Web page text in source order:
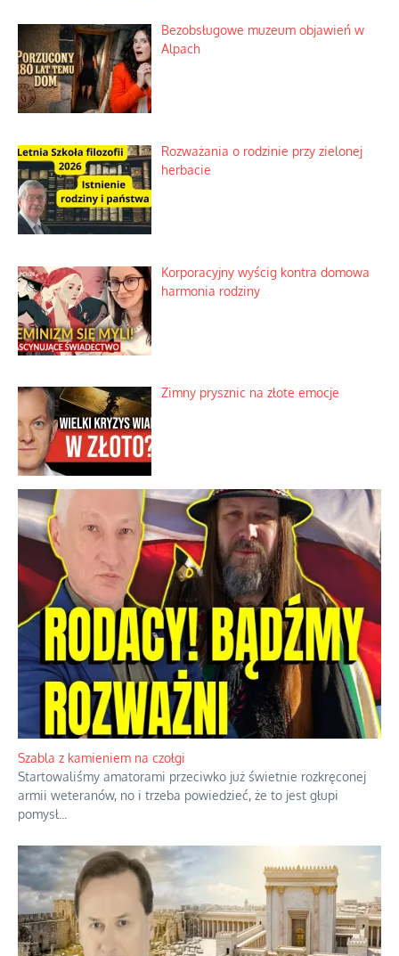
Bezobsługowe muzeum objawień w
Alpach
Rozważania o rodzinie przy zielonej
herbacie
Korporacyjny wyścig kontra domowa
harmonia rodziny
Zimny prysznic na złote emocje
Szabla z kamieniem na czołgi
Startowaliśmy amatorami przeciwko już świetnie rozkręconej
armii weteranów, no i trzeba powiedzieć, że to jest głupi
pomysł